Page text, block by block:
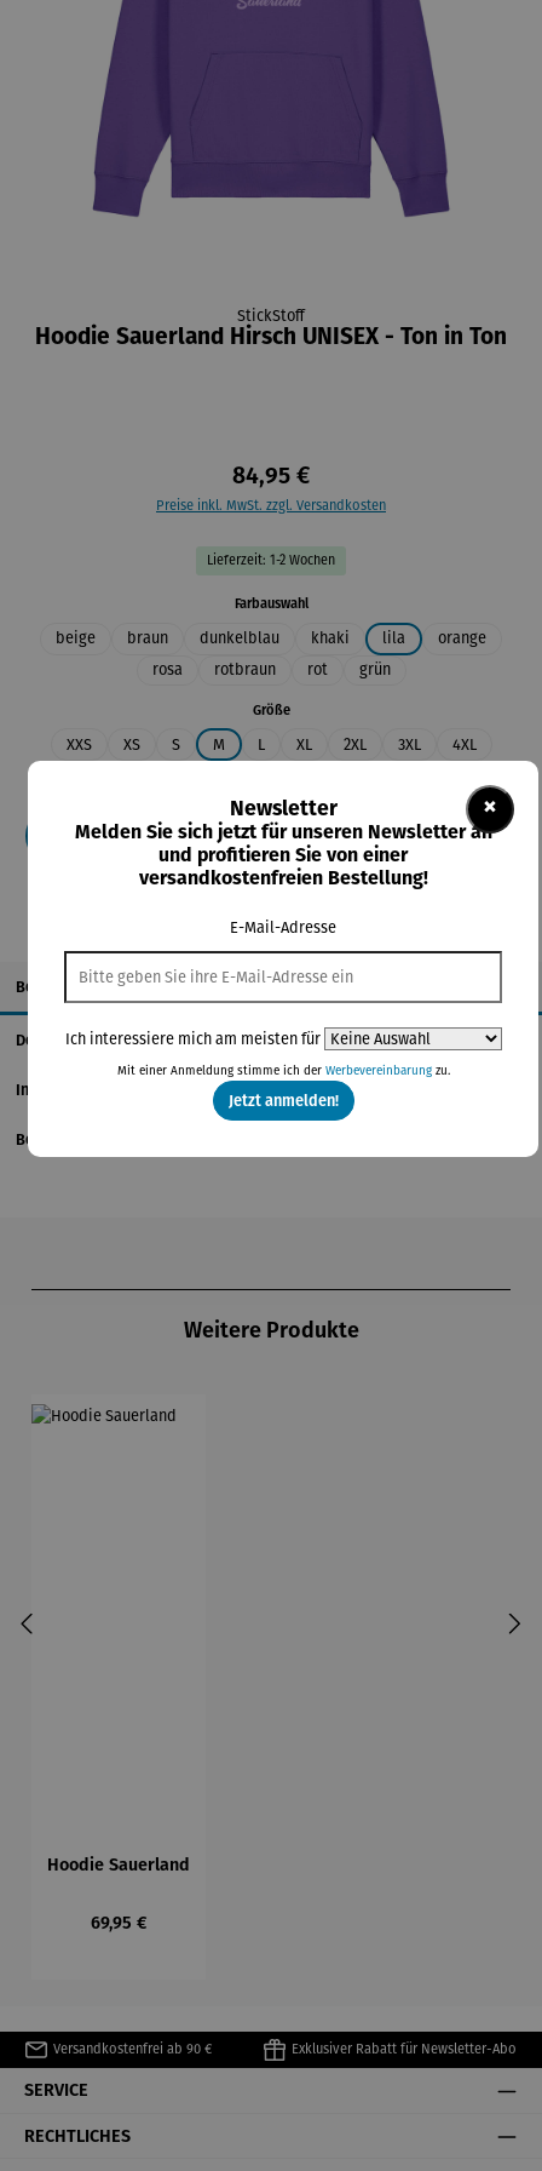
StickStoff
Hoodie Sauerland Hirsch UNISEX - Ton in Ton
84,95 €
Preise inkl. MwSt. zzgl. Versandkosten
Lieferzeit: 1-2 Wochen
Farbauswahlauswählen
beige braun dunkelblau khaki lila
orange
rosa
rotbraun rot grün
Größeauswählen
XXS XS S M L XL 2XL 3XL
4XL
In den Warenkorb
Beschreibung
Details
Informationen zum Hersteller
Bewertungen
Weitere Produkte
Hoodie Sauerland
Regulärer Preis:
69,95 €
Versandkostenfrei ab 90 € Exklusiver Rabatt für Newsletter-Abo
SERVICE
RECHTLICHES
×
Newsletter
Melden Sie sich jetzt für unseren Newsletter an
und profitieren Sie von einer
versandkostenfreien Bestellung!
E-Mail-Adresse
Ich interessiere mich am meisten für
Mit einer Anmeldung stimme ich der Werbevereinbarungzu.
Jetzt anmelden!